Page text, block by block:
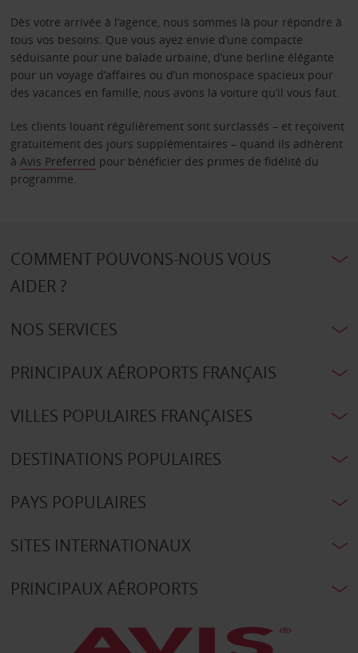
Dès votre arrivée à l’agence, nous sommes là pour répondre à
tous vos besoins. Que vous ayez envie d’une compacte
séduisante pour une balade urbaine, d’une berline élégante
pour un voyage d’affaires ou d’un monospace spacieux pour
des vacances en famille, nous avons la voiture qu’il vous faut.
Les clients louant régulièrement sont surclassés – et reçoivent
gratuitement des jours supplémentaires – quand ils adhèrent
à Avis Preferred pour bénéficier des primes de fidélité du
programme.
COMMENT POUVONS-NOUS VOUS
AIDER ?
NOS SERVICES
PRINCIPAUX AÉROPORTS FRANÇAIS
VILLES POPULAIRES FRANÇAISES
DESTINATIONS POPULAIRES
PAYS POPULAIRES
SITES INTERNATIONAUX
PRINCIPAUX AÉROPORTS